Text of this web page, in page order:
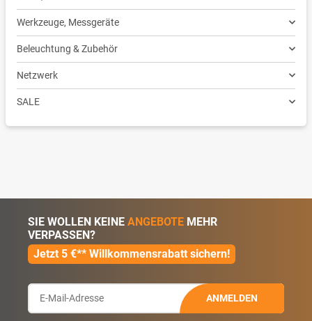
Werkzeuge, Messgeräte
Beleuchtung & Zubehör
Netzwerk
SALE
SIE WOLLEN KEINE ANGEBOTE MEHR
VERPASSEN?
Jetzt 5 €** Willkommensrabatt sichern!
ANMELDEN